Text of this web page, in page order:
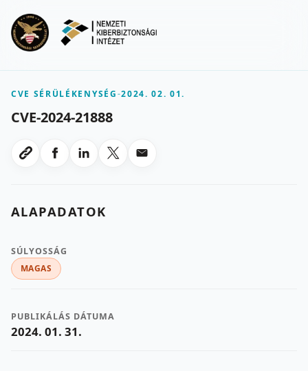
CVE SÉRÜLÉKENYSÉG-2024. 02. 01.
CVE-2024-21888
Link masolasa
Megosztas Facebookon
Megosztas LinkedInen
Megosztas X-en
Megosztas emailben
ALAPADATOK
SÚLYOSSÁG
MAGAS
PUBLIKÁLÁS DÁTUMA
2024. 01. 31.